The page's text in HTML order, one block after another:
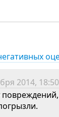
2014, 18:50